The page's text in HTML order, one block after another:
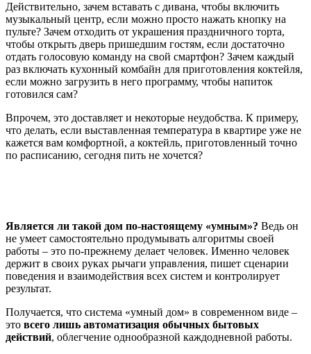
Действительно, зачем вставать с дивана, чтобы включить
музыкальный центр, если можно просто нажать кнопку на
пульте? Зачем отходить от украшения праздничного торта,
чтобы открыть дверь пришедшим гостям, если достаточно
отдать голосовую команду на свой смартфон? Зачем каждый
раз включать кухонный комбайн для приготовления коктейля,
если можно загрузить в него программу, чтобы напиток
готовился сам?
Впрочем, это доставляет и некоторые неудобства. К примеру,
что делать, если выставленная температура в квартире уже не
кажется вам комфортной, а коктейль, приготовленный точно
по расписанию, сегодня пить не хочется?
Является ли такой дом по-настоящему «умным»? Ведь он
не умеет самостоятельно продумывать алгоритмы своей
работы – это по-прежнему делает человек. Именно человек
держит в своих руках рычаги управления, пишет сценарии
поведения и взаимодействия всех систем и контролирует
результат.
Получается, что система «умный дом» в современном виде –
это всего лишь автоматизация обычных бытовых
действий, облегчение однообразной каждодневной работы.